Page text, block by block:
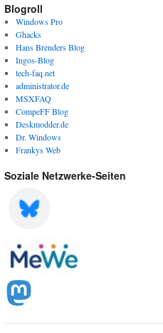
Blogroll
Windows Pro
Ghacks
Hans Brenders Blog
Ingos-Blog
tech-faq.net
administrator.de
MSXFAQ
CompeFF Blog
Deskmodder.de
Dr. Windows
Frankys Web
Soziale Netzwerke-Seiten